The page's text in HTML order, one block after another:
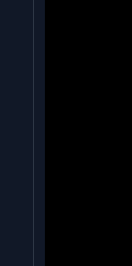
Βελτίωση της
Διαβάστε
Ένα από τα πιο
ενίσχυση της
είναι μερικοί
των λιπιδίων